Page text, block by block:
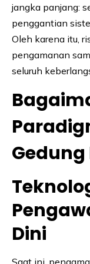
jangka panjang:
penggantian
Oleh karena itu,
pengamanan
seluruh
Dini